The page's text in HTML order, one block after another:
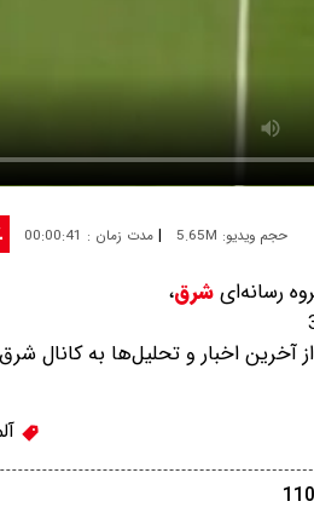
حجم ویدیو: 5.65M | مدت زمان : 00:00:41
رسانه‌ایشرق،
آخرین اخبار و تحلیل‌ها به کانال